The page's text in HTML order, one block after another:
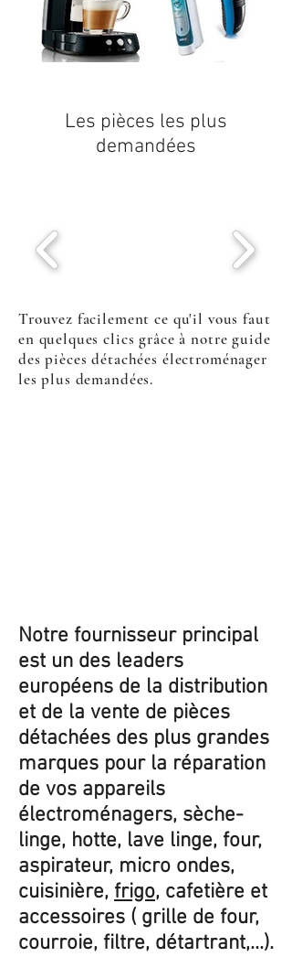
Les pièces les plus
demandées
Trouvez facilement ce qu'il vous faut
en quelques clics grâce à notre guide
des pièces détachées électroménager
les plus demandées.
Notre fournisseur principal
est un des leaders
européens de la distribution
et de la vente de pièces
détachées des plus grandes
marques pour la réparation
de vos appareils
électroménagers, sèche-
linge, hotte, lave linge, four,
aspirateur, micro ondes,
cuisinière, frigo, cafetière et
accessoires ( grille de four,
courroie, filtre, détartrant,...).